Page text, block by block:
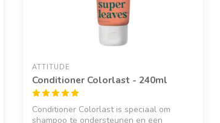
ATTITUDE
Conditioner Colorlast - 240ml
Conditioner Colorlast is speciaal om
shampoo te ondersteunen en een